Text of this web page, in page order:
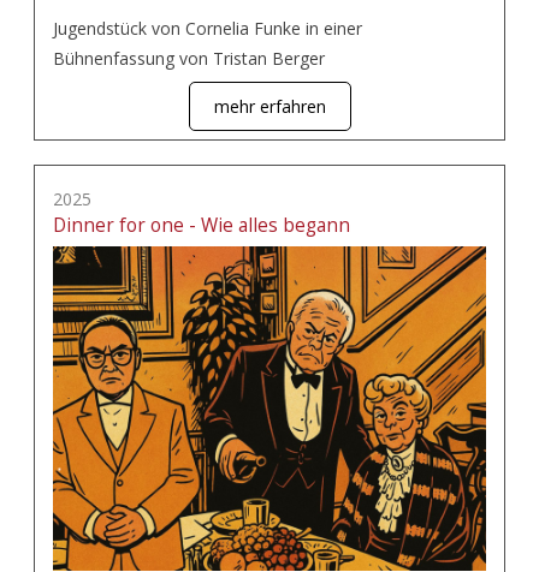
Jugendstück von Cornelia Funke in einer
Bühnenfassung von Tristan Berger
mehr erfahren
2025
Dinner for one - Wie alles begann